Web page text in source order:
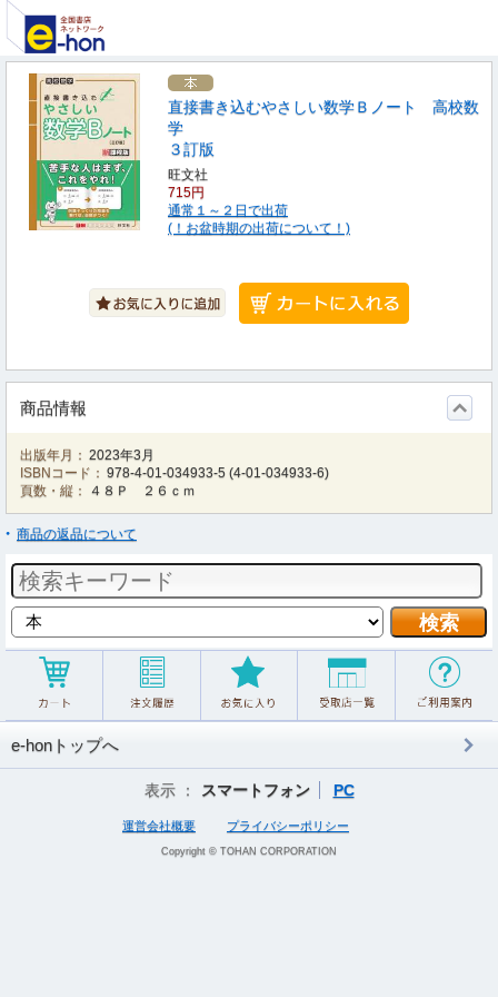
直接書き込むやさしい数学Ｂノート 高校数
学
３訂版
旺文社
715円
通常１～２日で出荷
(！お盆時期の出荷について！)
商品情報
出版年月： 2023年3月
ISBNコード： 978-4-01-034933-5 (4-01-034933-6)
頁数・縦：
４８Ｐ ２６ｃｍ
商品の返品について
e-honトップへ
表示 ： スマートフォン PC
運営会社概要 プライバシーポリシー
Copyright © TOHAN CORPORATION